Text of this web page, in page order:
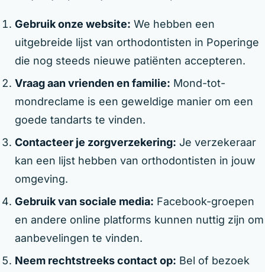
Gebruik onze website: We hebben een
uitgebreide lijst van orthodontisten in Poperinge
die nog steeds nieuwe patiënten accepteren.
Vraag aan vrienden en familie: Mond-tot-
mondreclame is een geweldige manier om een
goede tandarts te vinden.
Contacteer je zorgverzekering: Je verzekeraar
kan een lijst hebben van orthodontisten in jouw
omgeving.
Gebruik van sociale media: Facebook-groepen
en andere online platforms kunnen nuttig zijn om
aanbevelingen te vinden.
Neem rechtstreeks contact op: Bel of bezoek